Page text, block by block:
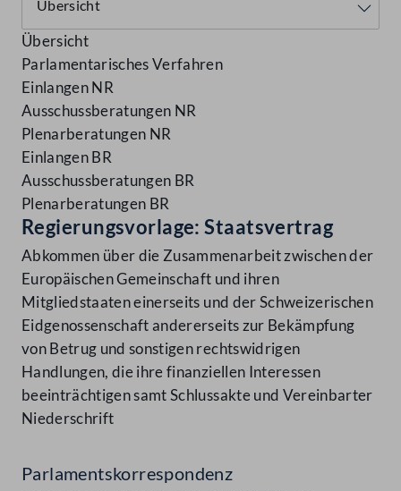
Übersicht
Parlamentarisches Verfahren
Einlangen NR
Ausschussberatungen NR
Plenarberatungen NR
Einlangen BR
Ausschussberatungen BR
Plenarberatungen BR
Regierungsvorlage: Staatsvertrag
Abkommen über die Zusammenarbeit zwischen der
Europäischen Gemeinschaft und ihren
Mitgliedstaaten einerseits und der Schweizerischen
Eidgenossenschaft andererseits zur Bekämpfung
von Betrug und sonstigen rechtswidrigen
Handlungen, die ihre finanziellen Interessen
beeinträchtigen samt Schlussakte und Vereinbarter
Niederschrift
Parlamentskorrespondenz